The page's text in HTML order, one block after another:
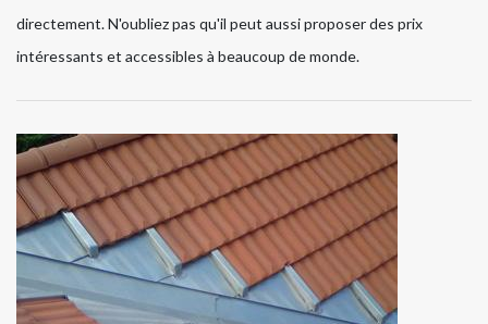
directement. N'oubliez pas qu'il peut aussi proposer des prix
intéressants et accessibles à beaucoup de monde.